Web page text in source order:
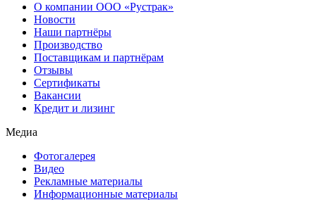
О компании ООО «Рустрак»
Новости
Наши партнёры
Производство
Поставщикам и партнёрам
Отзывы
Сертификаты
Вакансии
Кредит и лизинг
Медиа
Фотогалерея
Видео
Рекламные материалы
Информационные материалы